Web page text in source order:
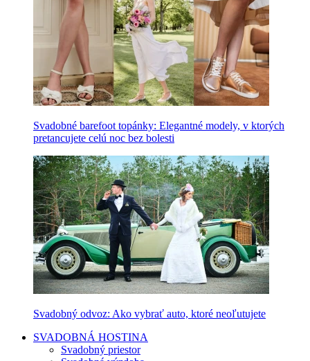
Svadobné barefoot topánky: Elegantné modely, v ktorých
pretancujete celú noc bez bolesti
Svadobný odvoz: Ako vybrať auto, ktoré neoľutujete
SVADOBNÁ HOSTINA
Svadobný priestor